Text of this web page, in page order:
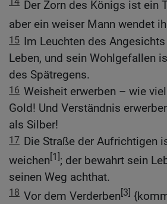
Der Zorn des Königs ist ein
aber ein weiser Mann wendet
15 Im Leuchten des
Leben, und sein Wohlgefallen
des Spätregens.
16 Weisheit erwerben – wie
Gold! Und Verständnis
als Silber!
17 Die Straße der Aufrichtigen
weichen[1]; der bewahrt sein
seinen Weg achthat.
18 Vor dem Verderben[3]